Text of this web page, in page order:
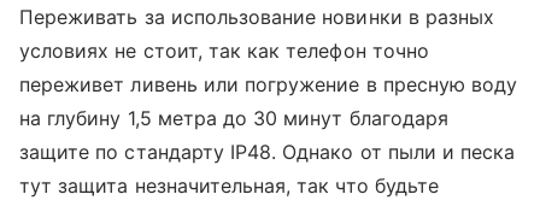
Переживать за использование новинки в разных
условиях не стоит, так как телефон точно
переживет ливень или погружение в пресную воду
на глубину 1,5 метра до 30 минут благодаря
защите по стандарту IP48. Однако от пыли и песка
тут защита незначительная, так что будьте